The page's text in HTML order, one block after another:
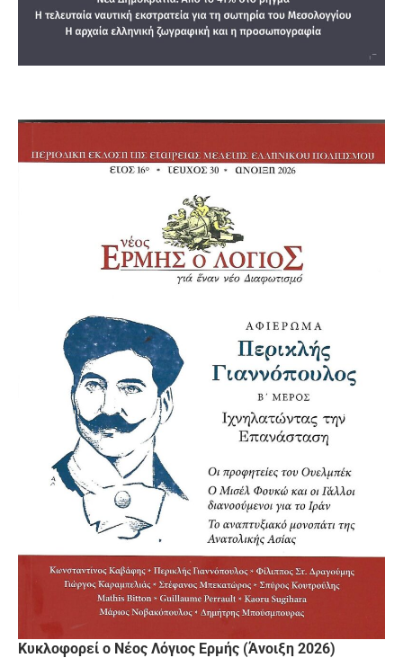
Κυκλοφορεί ο Νέος Λόγιος Ερμής (Άνοιξη 2026)